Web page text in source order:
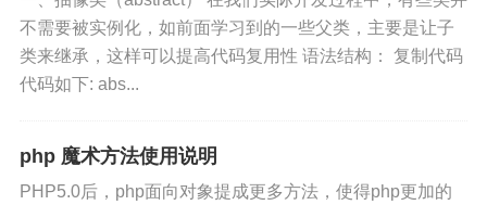
不需要被实例化，如前面学习到的一些父类，主要是让子
类来继承，这样可以提高代码复用性 语法结构： 复制代码
代码如下: abs...
php 魔术方法使用说明
PHP5.0后，php面向对象提成更多方法，使得php更加的